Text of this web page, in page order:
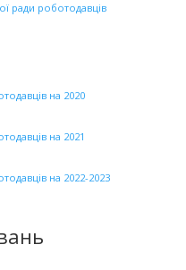
ради роботодавців
на 2020
на 2021
на 2022-2023